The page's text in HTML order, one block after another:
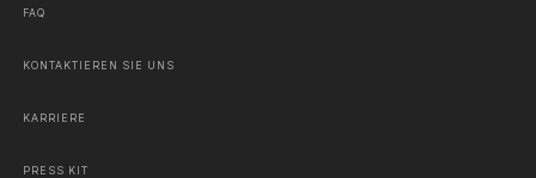
FAQ
KONTAKTIEREN SIE UNS
KARRIERE
PRESS KIT